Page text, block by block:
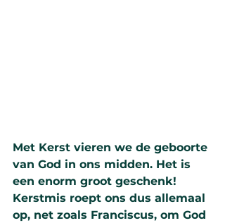
Met Kerst vieren we de geboorte
van God in ons midden. Het is
een enorm groot geschenk!
Kerstmis roept ons dus allemaal
op, net zoals Franciscus, om God